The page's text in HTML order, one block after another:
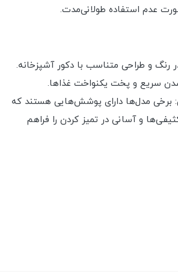
عدم استفاده طولانی‌مدت.
رنگ و طراحی متناسب با دکور آشپزخانه.
سریع و پخت یکنواخت غذاها.
برخی مدل‌ها دارای پوشش‌هایی هستند که
و آسانی در تمیز کردن را فراهم